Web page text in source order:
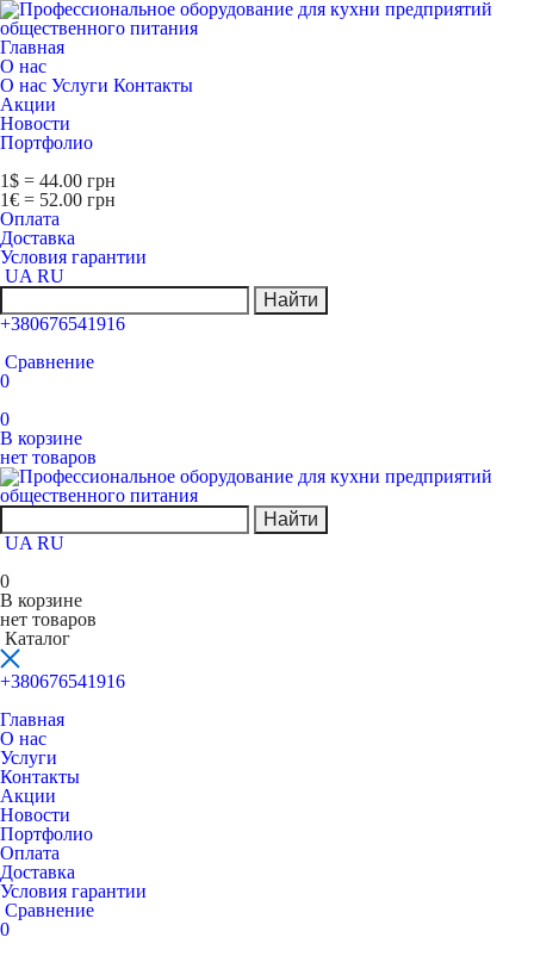
Главная
О нас
О нас Услуги Контакты
Акции
Новости
Портфолио
1$ = 44.00 грн
1€ = 52.00 грн
Оплата
Доставка
Условия гарантии
UA RU
Найти
+380676541916
Сравнение
0
0
В корзине
нет товаров
Найти
UA RU
0
В корзине
нет товаров
Каталог
+380676541916
Главная
О нас
Услуги
Контакты
Акции
Новости
Портфолио
Оплата
Доставка
Условия гарантии
Сравнение
0